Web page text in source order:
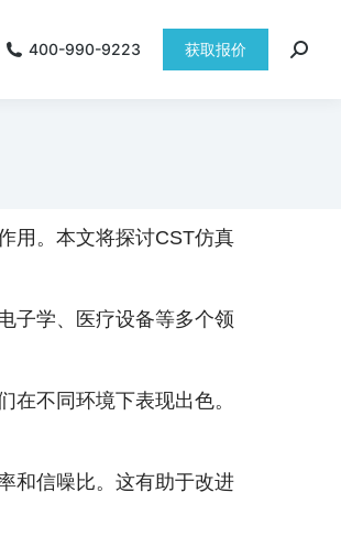
400-990-9223 获取报价
用。本文将探讨CST仿真
子学、医疗设备等多个领
不同环境下表现出色。
和信噪比。这有助于改进